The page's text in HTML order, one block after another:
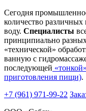
Сегодня
количество
воду. Специалисты
принципиально
«технической»
ванную с
последующей
приготовления пищи).
+7 (961) 971-99-22